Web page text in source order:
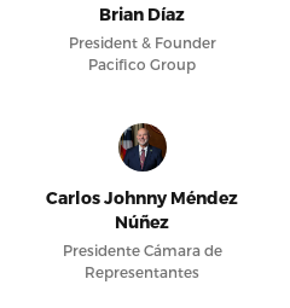
Brian Díaz
President & Founder
Pacifico Group
Carlos Johnny Méndez
Núñez
Presidente Cámara de
Representantes